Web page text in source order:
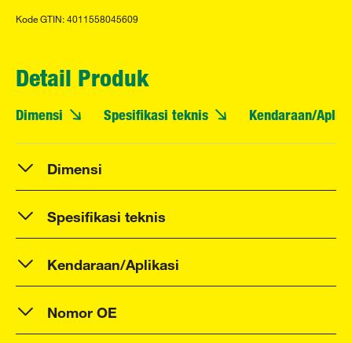
Kode GTIN: 4011558045609
Detail Produk
Dimensi Spesifikasi teknis Kendaraan/
Dimensi
Spesifikasi teknis
Kendaraan/Aplikasi
Nomor OE